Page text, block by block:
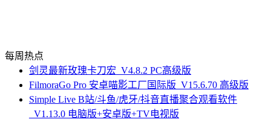
每周热点
剑灵最新玫瑰卡刀宏_V4.8.2 PC高级版
FilmoraGo Pro 安卓喵影工厂国际版_V15.6.70 高级版
Simple Live B站/斗鱼/虎牙/抖音直播聚合观看软件
_V1.13.0 电脑版+安卓版+TV电视版